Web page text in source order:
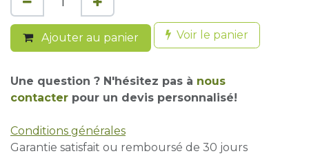
Ajouter au panier Voir le panier
Une question ? N'hésitez pas à nous
contacter pour un devis personnalisé!
Conditions générales
Garantie satisfait ou remboursé de 30 jours